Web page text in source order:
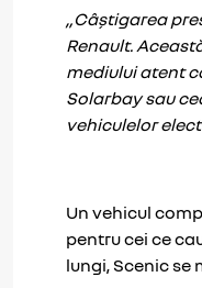
„Câștigarea
Renault.
mediului atent
Solarbay sau
vehiculelor
Un vehicul
pentru cei ce
lungi, Scenic se